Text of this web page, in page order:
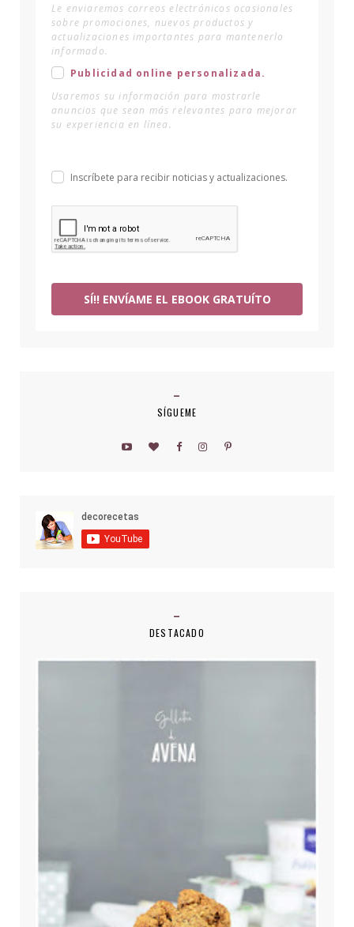
Le enviaremos correos electrónicos ocasionales
sobre promociones, nuevos productos y
actualizaciones importantes para mantenerlo
informado.
Publicidad online personalizada.
Usaremos su información para mostrarle
anuncios que sean más relevantes para mejorar
su experiencia en línea.
Inscríbete para recibir noticias y actualizaciones.
SÍ!! ENVÍAME EL EBOOK GRATUÍTO
SÍGUEME
DESTACADO